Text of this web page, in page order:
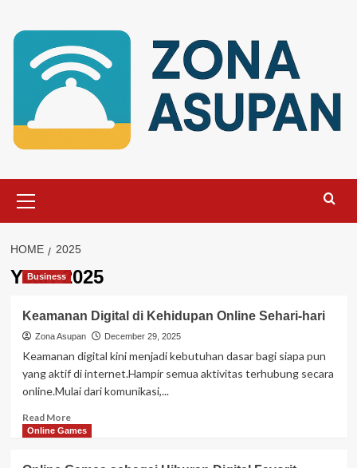
Menu
HOME 2025
Year:2025
Business
Keamanan Digital di Kehidupan Online Sehari-hari
Zona Asupan December 29, 2025
Keamanan digital kini menjadi kebutuhan dasar bagi siapa pun
yang aktif di internet.Hampir semua aktivitas terhubung secara
online.Mulai dari komunikasi,...
Read MoreRead
more
Online Games